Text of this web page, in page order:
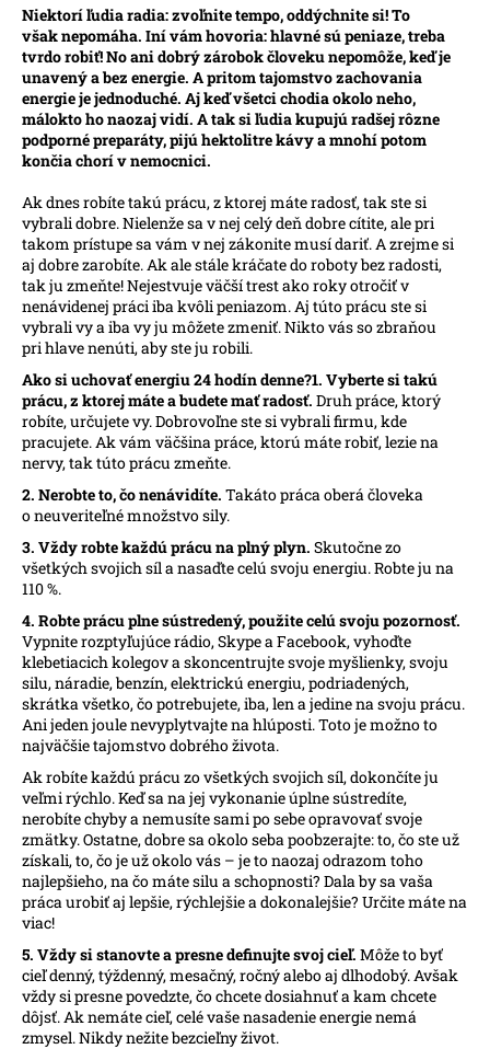
Niektorí ľudia radia: zvoľnite tempo, oddýchnite si! To
však nepomáha. Iní vám hovoria: hlavné sú peniaze, treba
tvrdo robiť! No ani dobrý zárobok človeku nepomôže, keď je
unavený a bez energie. A pritom tajomstvo zachovania
energie je jednoduché. Aj keď všetci chodia okolo neho,
málokto ho naozaj vidí. A tak si ľudia kupujú radšej rôzne
podporné preparáty, pijú hektolitre kávy a mnohí potom
končia chorí v nemocnici.
Ak dnes robíte takú prácu, z ktorej máte radosť, tak ste si
vybrali dobre. Nielenže sa v nej celý deň dobre cítite, ale pri
takom prístupe sa vám v nej zákonite musí dariť. A zrejme si
aj dobre zarobíte. Ak ale stále kráčate do roboty bez radosti,
tak ju zmeňte! Nejestvuje väčší trest ako roky otročiť v
nenávidenej práci iba kvôli peniazom. Aj túto prácu ste si
vybrali vy a iba vy ju môžete zmeniť. Nikto vás so zbraňou
pri hlave nenúti, aby ste ju robili.
Ako si uchovať energiu 24 hodín denne?1. Vyberte si takú
prácu, z ktorej máte a budete mať radosť. Druh práce, ktorý
robíte, určujete vy. Dobrovoľne ste si vybrali firmu, kde
pracujete. Ak vám väčšina práce, ktorú máte robiť, lezie na
nervy, tak túto prácu zmeňte.
2. Nerobte to, čo nenávidíte. Takáto práca oberá človeka
o neuveriteľné množstvo sily.
3. Vždy robte každú prácu na plný plyn. Skutočne zo
všetkých svojich síl a nasaďte celú svoju energiu. Robte ju na
110 %.
4. Robte prácu plne sústredený, použite celú svoju pozornosť.
Vypnite rozptyľujúce rádio, Skype a Facebook, vyhoďte
klebetiacich kolegov a skoncentrujte svoje myšlienky, svoju
silu, náradie, benzín, elektrickú energiu, podriadených,
skrátka všetko, čo potrebujete, iba, len a jedine na svoju prácu.
Ani jeden joule nevyplytvajte na hlúposti. Toto je možno to
najväčšie tajomstvo dobrého života.
Ak robíte každú prácu zo všetkých svojich síl, dokončíte ju
veľmi rýchlo. Keď sa na jej vykonanie úplne sústredíte,
nerobíte chyby a nemusíte sami po sebe opravovať svoje
zmätky. Ostatne, dobre sa okolo seba poobzerajte: to, čo ste už
získali, to, čo je už okolo vás – je to naozaj odrazom toho
najlepšieho, na čo máte silu a schopnosti? Dala by sa vaša
práca urobiť aj lepšie, rýchlejšie a dokonalejšie? Určite máte na
viac!
5. Vždy si stanovte a presne definujte svoj cieľ. Môže to byť
cieľ denný, týždenný, mesačný, ročný alebo aj dlhodobý. Avšak
vždy si presne povedzte, čo chcete dosiahnuť a kam chcete
dôjsť. Ak nemáte cieľ, celé vaše nasadenie energie nemá
zmysel. Nikdy nežite bezcieľny život.
á
j
s
ť
?
HĽADAŤ
O
d
p
o
r
ú
č
a
m
e